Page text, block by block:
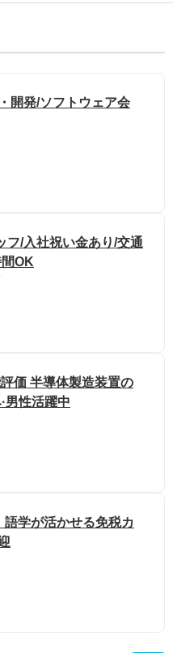
開発/ソフトウェア会
フ/入社祝い金あり/交通
OK
価 半導体製造装置の
男性活躍中
語学が活かせる免税カ